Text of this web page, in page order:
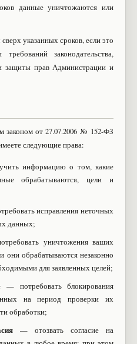
данные уничтожаются или
указанных сроков, если это
законодательства,
защиты прав Администрации и
законом от 27.07.2006 № 152-ФЗ
следующие права:
информацию о том, какие
обрабатываются, цели и
исправления неточных
данных;
уничтожения ваших
они обрабатываются незаконно
для заявленных целей;
— потребовать блокирования
на период проверки их
обработки;
— отозвать согласие на